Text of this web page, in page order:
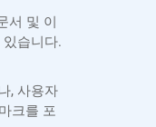
서 및 이
습니다.
, 사용자
크를 포